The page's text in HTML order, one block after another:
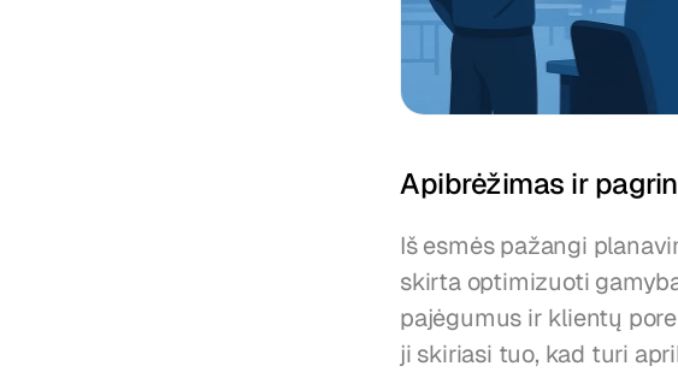
Apibrėžimas ir
Iš esmės pažangi
skirta optimizuoti
pajėgumus ir klientų
ji skiriasi tuo, kad turi